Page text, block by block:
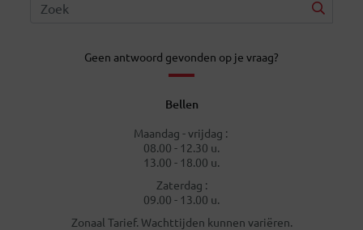
Geen antwoord gevonden op je vraag?
Bellen
Maandag - vrijdag :
08.00 - 12.30 u.
13.00 - 18.00 u.
Zaterdag :
09.00 - 13.00 u.
Zonaal Tarief. Wachttijden kunnen variëren.